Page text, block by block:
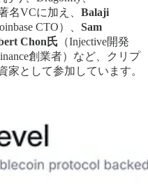
名VCに加え、 Balaji
CTO）、 Sam
Chon氏 （Injective開発
創業者）など、クリプ
家として参加しています。